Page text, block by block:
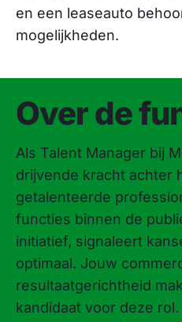
en een leaseauto
mogelijkheden.
Over de
Als Talent Manager bij
drijvende kracht achter
getalenteerde
functies binnen de
initiatief, signaleert
optimaal. Jouw
resultaatgerichtheid
kandidaat voor deze